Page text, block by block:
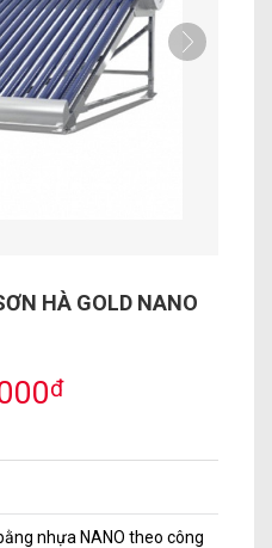
HÀ GOLD NANO
đ
nhựa NANO theo công